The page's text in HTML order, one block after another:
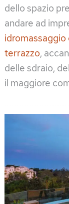
dello spazio
andare ad
terrazzo,
delle sdraio,
il maggiore